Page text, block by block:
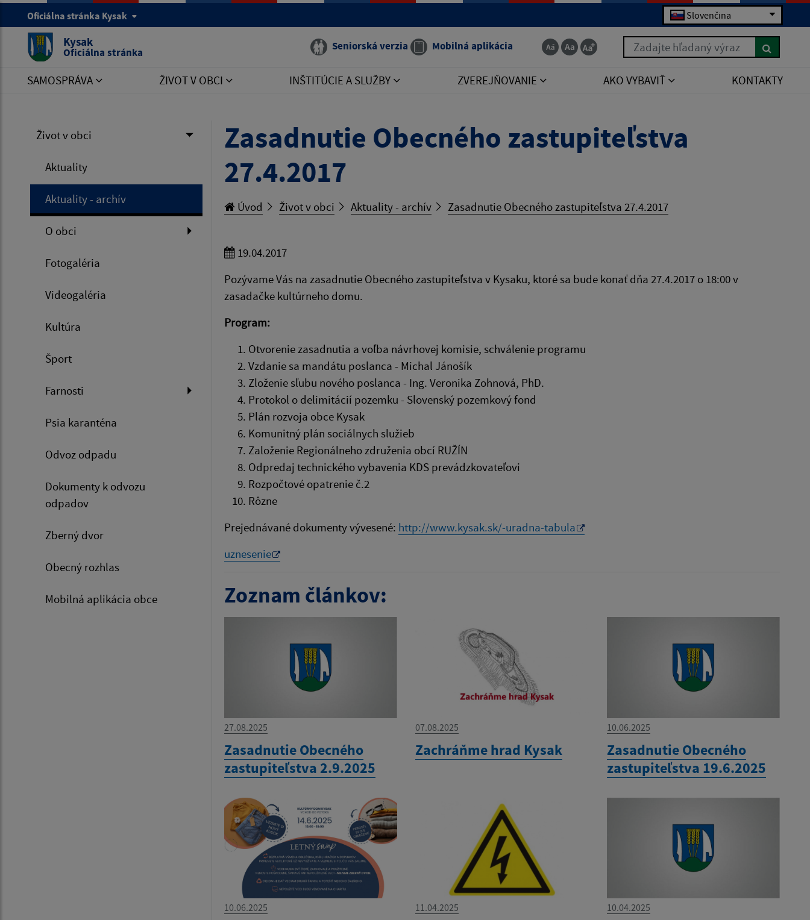
Oficiálna stránka Kysak Slovenčina
Kysak
Oficiálna stránka Seniorská verzia Mobilná aplikácia Zadajte hľadaný výraz
SAMOSPRÁVA ŽIVOT V OBCI INŠTITÚCIE A SLUŽBY ZVEREJŇOVANIE AKO VYBAVIŤ KONTAKTY
Život v obci
Aktuality
Aktuality - archív
O obci
Fotogaléria
Videogaléria
Kultúra
Šport
Farnosti
Psia karanténa
Odvoz odpadu
Dokumenty k odvozu
odpadov
Zberný dvor
Obecný rozhlas
Mobilná aplikácia obce
Zasadnutie Obecného zastupiteľstva
27.4.2017
Úvod Život v obci Aktuality - archív Zasadnutie Obecného zastupiteľstva 27.4.2017
19.04.2017
Pozývame Vás na zasadnutie Obecného zastupiteľstva v Kysaku, ktoré sa bude konať dňa 27.4.2017 o 18:00 v
zasadačke kultúrneho domu.
Program:
Otvorenie zasadnutia a voľba návrhovej komisie, schválenie programu
Vzdanie sa mandátu poslanca - Michal Jánošík
Zloženie sľubu nového poslanca - Ing. Veronika Zohnová, PhD.
Protokol o delimitácií pozemku - Slovenský pozemkový fond
Plán rozvoja obce Kysak
Komunitný plán sociálnych služieb
Založenie Regionálneho združenia obcí RUŽÍN
Odpredaj technického vybavenia KDS prevádzkovateľovi
Rozpočtové opatrenie č.2
Rôzne
Prejednávané dokumenty vývesené: http://www.kysak.sk/-uradna-tabula
uznesenie
Zoznam článkov:
27.08.2025
Zasadnutie Obecného
zastupiteľstva 2.9.2025
07.08.2025
Zachráňme hrad Kysak
10.06.2025
Zasadnutie Obecného
zastupiteľstva 19.6.2025
10.06.2025 11.04.2025 10.04.2025